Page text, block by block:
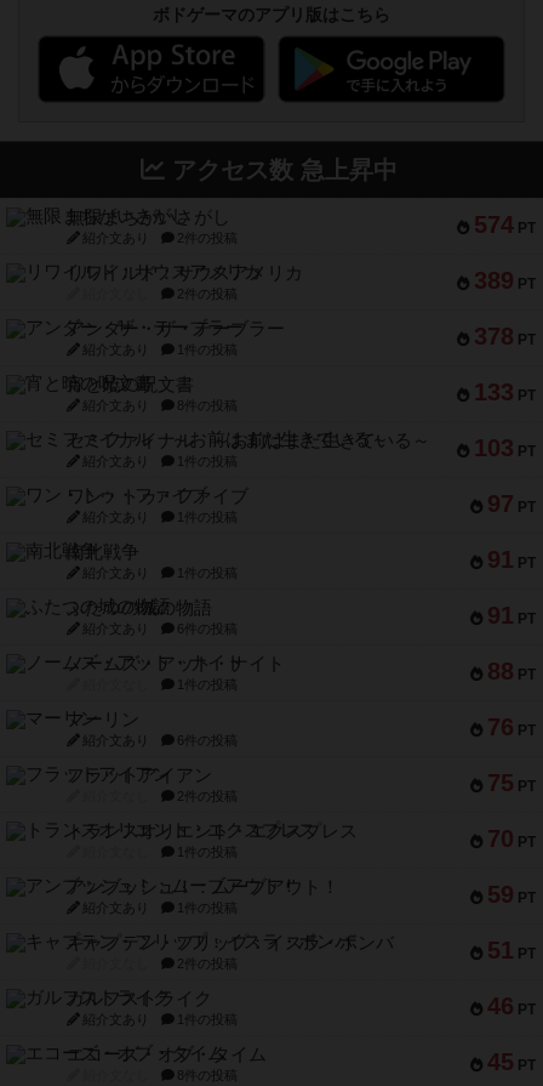
ボドゲーマのアプリ版はこちら
アクセス数 急上昇中
574 PT
無限まちがいさがし
紹介文あり 2件の投稿
389 PT
リワイルド：サウスアメリカ
2件の投稿
378 PT
アンダー・ザ・テーブラー
紹介文あり 1件の投稿
133 PT
宵と暁の呪文書
紹介文あり 8件の投稿
103 PT
セミファイナル ～お前はまだ生きている～
紹介文あり 1件の投稿
97 PT
ワン・トゥ・ファイブ
紹介文あり 1件の投稿
91 PT
南北戦争
紹介文あり 1件の投稿
91 PT
ふたつの城の物語
紹介文あり 6件の投稿
88 PT
ノームズ・アット・ナイト
1件の投稿
76 PT
マーリン
紹介文あり 6件の投稿
75 PT
フラットアイアン
2件の投稿
70 PT
トランスオリエント・エクスプレス
1件の投稿
59 PT
アンブッシュ！：ムーブアウト！
紹介文あり 1件の投稿
51 PT
キャプテン・フリップ：イスラ・ボンバ
2件の投稿
46 PT
ガルフストライク
紹介文あり 1件の投稿
45 PT
エコーズ・オブ・タイム
8件の投稿